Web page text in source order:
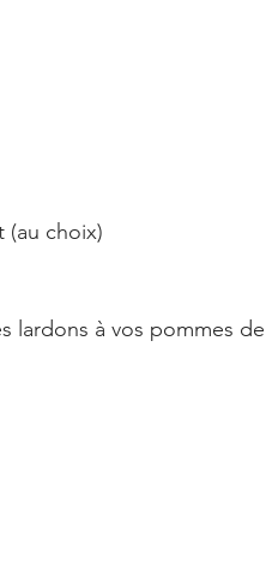
(au choix)
lardons à vos pommes